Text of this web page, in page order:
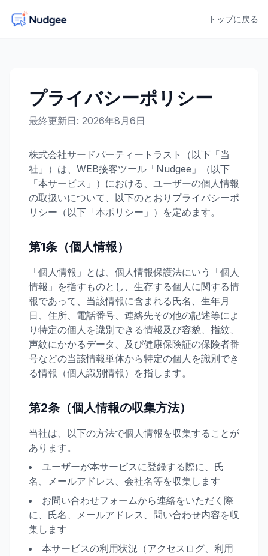
トップに戻る
プライバシーポリシー
最終更新日: 2026年8月6日
株式会社サードパーティートラスト（以下「当
社」）は、WEB接客ツール「Nudgee」（以下
「本サービス」）における、ユーザーの個人情報
の取扱いについて、以下のとおりプライバシーポ
リシー（以下「本ポリシー」）を定めます。
第1条（個人情報）
「個人情報」とは、個人情報保護法にいう「個人
情報」を指すものとし、生存する個人に関する情
報であって、当該情報に含まれる氏名、生年月
日、住所、電話番号、連絡先その他の記述等によ
り特定の個人を識別できる情報及び容貌、指紋、
声紋にかかるデータ、及び健康保険証の保険者番
号などの当該情報単体から特定の個人を識別でき
る情報（個人識別情報）を指します。
第2条（個人情報の収集方法）
当社は、以下の方法で個人情報を収集することが
あります。
ユーザーが本サービスに登録する際に、氏
名、メールアドレス、会社名等を収集します
お問い合わせフォームから連絡をいただく際
に、氏名、メールアドレス、問い合わせ内容を収
集します
本サービスの利用状況（アクセスログ、利用